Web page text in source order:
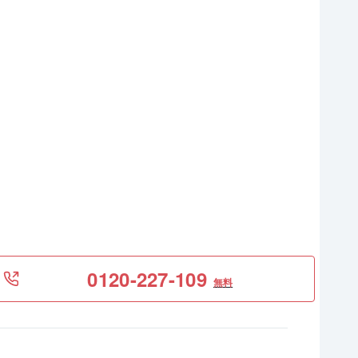
0120-227-109 無料